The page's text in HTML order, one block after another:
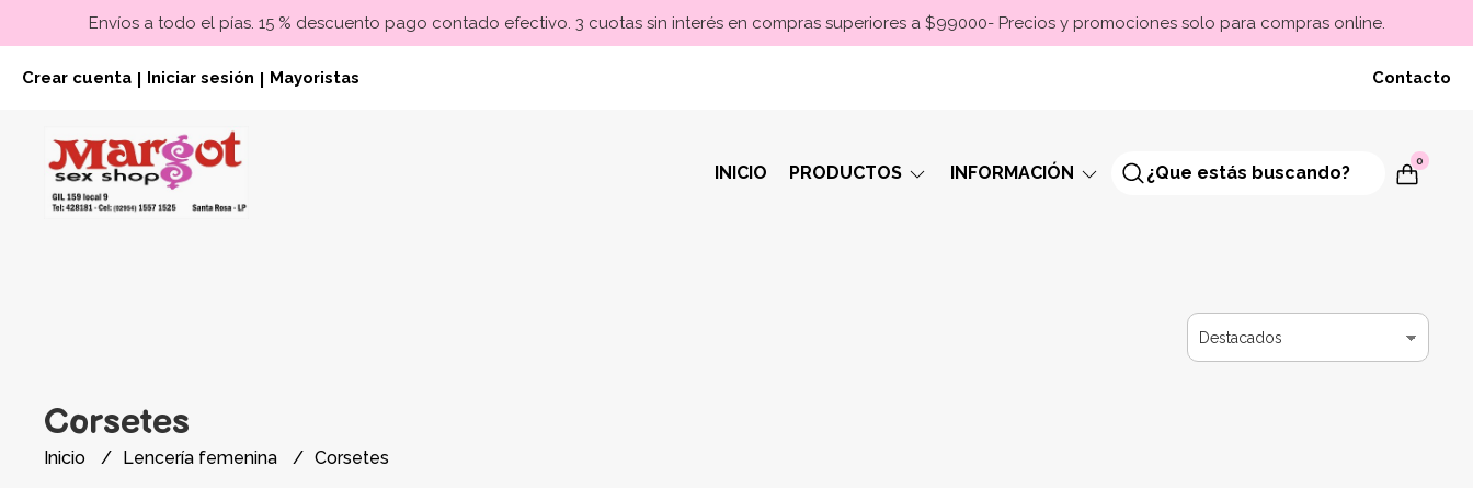
Envíos a todo el pías. 15 % descuento pago contado efectivo. 3 cuotas sin interés en compras superiores a $99000- Precios y promociones solo para compras online.
Crear cuenta Iniciar sesión Mayoristas Contacto
INICIO PRODUCTOS INFORMACIÓN
0
Corsetes
Inicio Lencería femenina Corsetes